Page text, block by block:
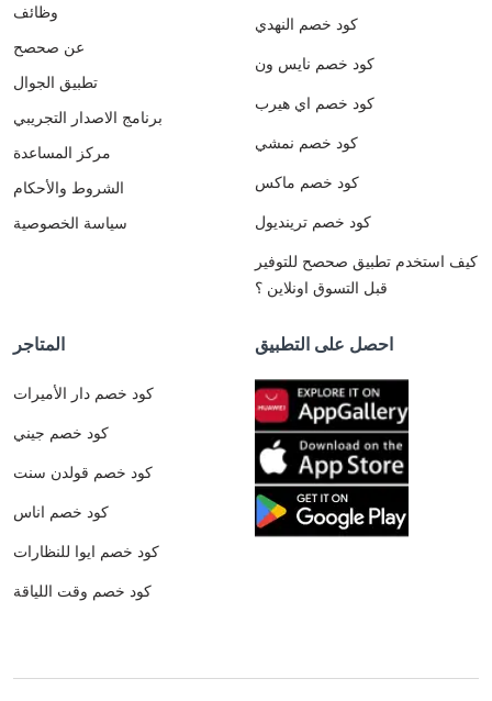
وظائف
عن صحصح
تطبيق الجوال
برنامج الاصدار التجريبي
مركز المساعدة
الشروط والأحكام
سياسة الخصوصية
كود خصم النهدي
كود خصم نايس ون
كود خصم اي هيرب
كود خصم نمشي
كود خصم ماكس
كود خصم ترينديول
كيف استخدم تطبيق صحصح للتوفير
قبل التسوق اونلاين ؟
المتاجر
كود خصم دار الأميرات
كود خصم جيني
كود خصم قولدن سنت
كود خصم اناس
كود خصم ايوا للنظارات
كود خصم وقت اللياقة
احصل على التطبيق